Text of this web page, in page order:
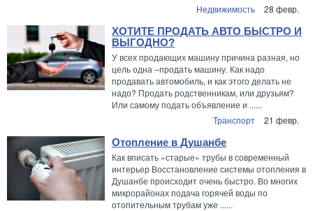
Недвижимость
28 февр.
ХОТИТЕ ПРОДАТЬ АВТО БЫСТРО И
ВЫГОДНО?
У всех продающих машину причина разная, но
цель одна –продать машину. Как надо
продавать автомобиль, и как этого делать не
надо? Продать родственникам, или друзьям?
Или самому подать объявление и ......
Транспорт
21 февр.
Отопление в Душанбе
Как вписать «старые» трубы в современный
интерьер Восстановление системы отопления в
Душанбе происходит очень быстро. Во многих
микрорайонах подача горячей воды по
отопительным трубам уже ......